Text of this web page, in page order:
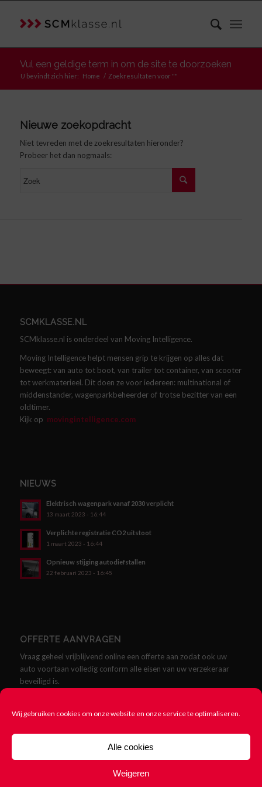
Wij gebruiken cookies om onze website en onze service te optimaliseren.
Alle cookies
Weigeren
Vul een geldige term in om de site te doorzoeken
U bevindt zich hier: Home / Zoekresultaten voor ""
Nieuwe zoekopdracht
Niet tevreden met de zoekresultaten hieronder?
Probeer het dan nogmaals:
SCMKLASSE.NL
SCMklasse.nl is onderdeel van Moving Intelligence.
Moving Intelligence helpt mensen grip te krijgen op alles dat
beweegt: van auto tot boot, van trailer tot container, van scooter
tot werkmaterieel. Dit doen ze voor iedereen: multinational of
middenstander, wagenparkbeheerder of trotse bezitter van een
oldtimer.
Kijk op movingintelligence.com
NIEUWS
Elektrisch wagenpark vanaf 2030 verplicht
13 maart 2023 - 16:44
Verplichte registratie CO2 uitstoot
1 maart 2023 - 16:44
Opnieuw stijging autodiefstallen
22 februari 2023 - 16:45
OFFERTE AANVRAGEN
Vraag geheel vrijblijvend online een offerte aan zodat ook uw
auto voortaan volledig conform alle eisen van uw verzekeraar
beveiligd is.
© Copyright - SCMklasse.nl - Alles over SCM Klasse Alarmen -